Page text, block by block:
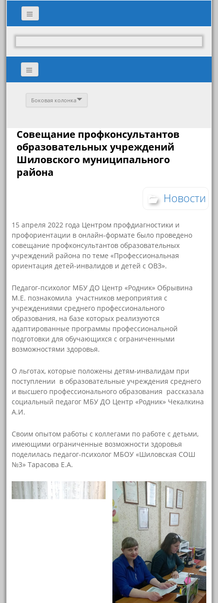
Боковая колонка
Совещание профконсультантов
образовательных учреждений
Шиловского муниципального
района
Новости
15 апреля 2022 года Центром профдиагностики и
профориентации в онлайн-формате было проведено
совещание профконсультантов образовательных
учреждений района по теме «Профессиональная
ориентация детей-инвалидов и детей с ОВЗ».
Педагог-психолог МБУ ДО Центр «Родник» Обрывина
М.Е. познакомила участников мероприятия с
учреждениями среднего профессионального
образования, на базе которых реализуются
адаптированные программы профессиональной
подготовки для обучающихся с ограниченными
возможностями здоровья.
О льготах, которые положены детям-инвалидам при
поступлении в образовательные учреждения среднего
и высшего профессионального образования рассказала
социальный педагог МБУ ДО Центр «Родник» Чекалкина
А.И.
Своим опытом работы с коллегами по работе с детьми,
имеющими ограниченные возможности здоровья
поделилась педагог-психолог МБОУ «Шиловская СОШ
№3» Тарасова Е.А.